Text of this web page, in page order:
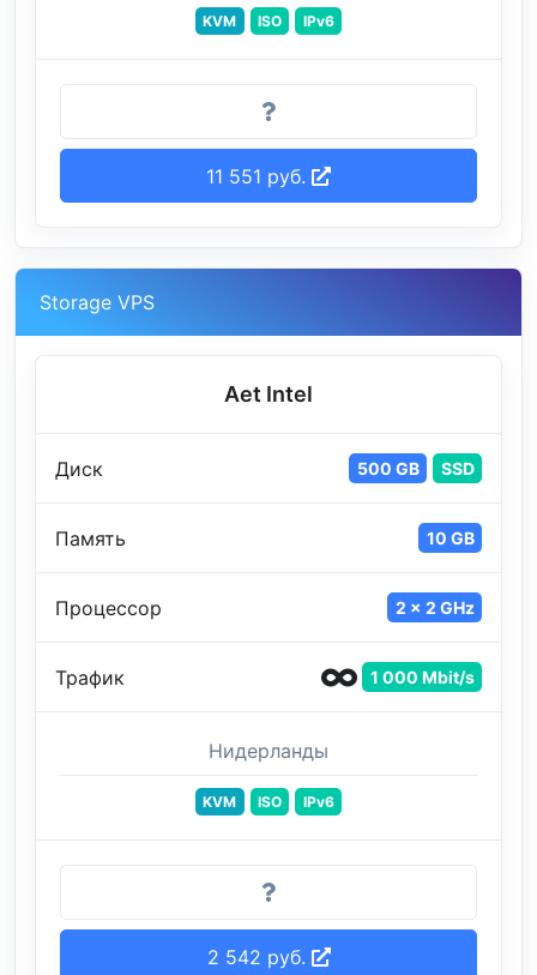
KVM ISO IPv6
11 551 руб.
Storage VPS
Aet Intel
Диск 500 GB SSD
Память 10 GB
Процессор 2 x 2 GHz
Трафик 1 000 Mbit/s
Нидерланды
KVM ISO IPv6
2 542 руб.